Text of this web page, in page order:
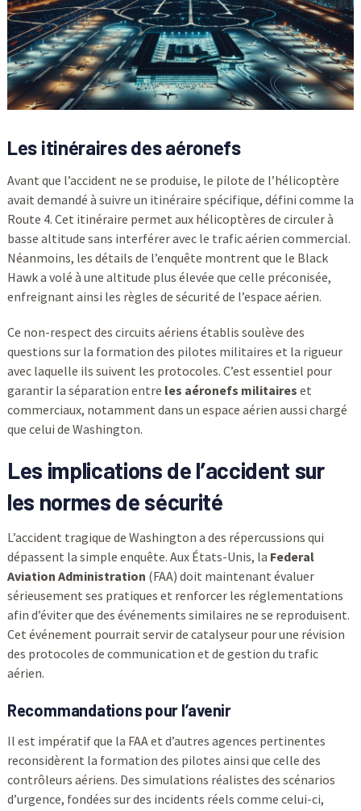
Les itinéraires des aéronefs
Avant que l’accident ne se produise, le pilote de l’hélicoptère
avait demandé à suivre un itinéraire spécifique, défini comme la
Route 4. Cet itinéraire permet aux hélicoptères de circuler à
basse altitude sans interférer avec le trafic aérien commercial.
Néanmoins, les détails de l’enquête montrent que le Black
Hawk a volé à une altitude plus élevée que celle préconisée,
enfreignant ainsi les règles de sécurité de l’espace aérien.
Ce non-respect des circuits aériens établis soulève des
questions sur la formation des pilotes militaires et la rigueur
avec laquelle ils suivent les protocoles. C’est essentiel pour
garantir la séparation entre les aéronefs militaires et
commerciaux, notamment dans un espace aérien aussi chargé
que celui de Washington.
Les implications de l’accident sur
les normes de sécurité
L’accident tragique de Washington a des répercussions qui
dépassent la simple enquête. Aux États-Unis, la Federal
Aviation Administration (FAA) doit maintenant évaluer
sérieusement ses pratiques et renforcer les réglementations
afin d’éviter que des événements similaires ne se reproduisent.
Cet événement pourrait servir de catalyseur pour une révision
des protocoles de communication et de gestion du trafic
aérien.
Recommandations pour l’avenir
Il est impératif que la FAA et d’autres agences pertinentes
reconsidèrent la formation des pilotes ainsi que celle des
contrôleurs aériens. Des simulations réalistes des scénarios
d’urgence, fondées sur des incidents réels comme celui-ci,